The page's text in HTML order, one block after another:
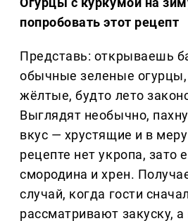
попробовать этот рецепт
Представь: открываешь
обычные зеленые огурцы,
жёлтые, будто лето
Выглядят необычно,
вкус — хрустящие и в
рецепте нет укропа, зато
смородина и хрен.
случай, когда гости
рассматривают закуску,